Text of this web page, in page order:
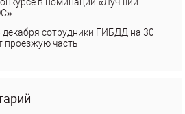
декабря сотрудники ГИБДД на 30
проезжую часть